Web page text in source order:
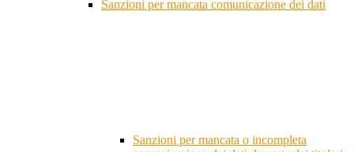
Sanzioni per mancata comunicazione dei dati
Sanzioni per mancata o incompleta